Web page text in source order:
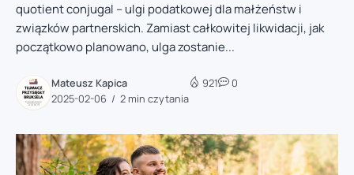
quotient conjugal – ulgi podatkowej dla małżeństw i
związków partnerskich. Zamiast całkowitej likwidacji, jak
początkowo planowano, ulga zostanie...
Mateusz Kapica
2025-02-06
2 min czytania
921 0